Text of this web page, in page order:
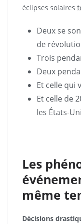
éclipses solaires
Deux se
de
Trois
Deux
Et celle qui
Et celle de
les États-
Les
même
Décisions